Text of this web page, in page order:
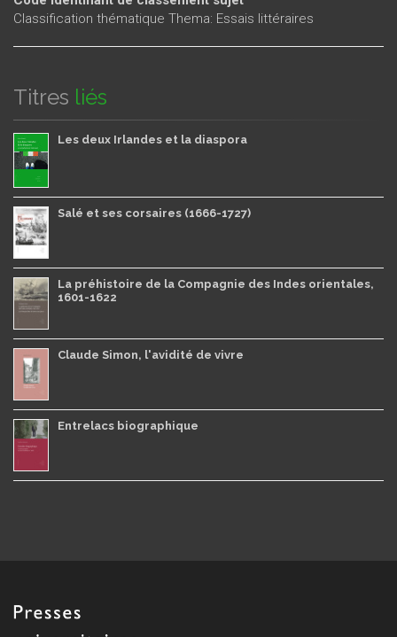
Classification thématique Thema: Essais littéraires
Titres liés
Les deux Irlandes et la diaspora
Salé et ses corsaires (1666-1727)
La préhistoire de la Compagnie des Indes orientales,
1601-1622
Claude Simon, l'avidité de vivre
Entrelacs biographique